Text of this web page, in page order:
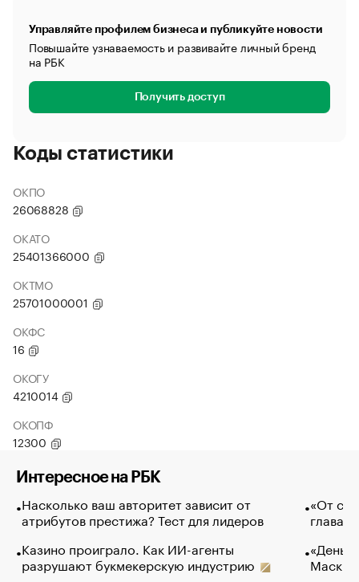
Управляйте профилем бизнеса и публикуйте новости
Повышайте узнаваемость и развивайте личный бренд
на РБК
Получить доступ
Коды статистики
ОКПО
26068828
ОКАТО
25401366000
ОКТМО
25701000001
ОКФС
16
ОКОГУ
4210014
ОКОПФ
12300
Интересное на РБК
Насколько ваш авторитет зависит от
атрибутов престижа? Тест для лидеров
Казино проиграло. Как ИИ-агенты
разрушают букмекерскую индустрию
«От
глава
Маск в